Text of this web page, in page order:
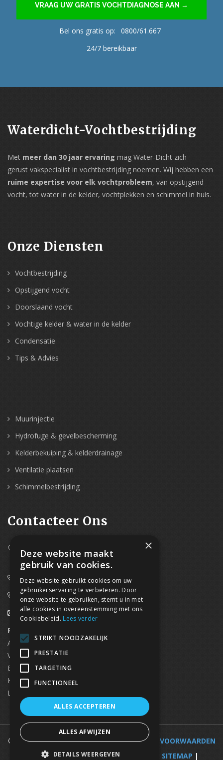
VRAAG UW GRATIS VOCHTDIAGNOSE AAN →
Bel ons gratis op:
0800/61.667
24/7 bereikbaar
Waterdicht-Vochtbestrijding
Met meer dan 30 jaar ervaring mag Water-Dicht zich
gerust vakspecialist in vochtbestrijding noemen. Wij hebben een
ruime expertise voor elk vochtprobleem, van opstijgend
vocht, tot water in de kelder, vochtplekken en schimmel in huis.
Onze Diensten
Vochtbestrijding
Opstijgend vocht
Doorslaand vocht
Vochtige kelder & water in de kelder
Condensatie
Tips & Advies
Muurinjectie
Hydrofuge & gevelbescherming
Kelderbekuiping & kelderdrainage
Ventilatie plaatsen
Schimmelbestrijding
Contacteer Ons
Westpoort 37B,
2070 Zwijndrecht
0800/61 667 (24/7 bereikbaar)
03/369.60.29
info@waterdicht-vochtbestrijding.be
Regionaal contact
Antwerpen
03/369.60.29
Vlaams Brabant & Brussel
Brugge
Kortrijk
Limburg
© 2025 WATERDICHT-VOCHTBESTRIJDING | VOORWAARDEN
VOCHTBESTRIJDING PER GEMEENTE SITEMAP |
×
Deze website maakt
gebruik van cookies.
Deze website gebruikt cookies om uw
gebruikerservaring te verbeteren. Door
onze website te gebruiken, stemt u in met
alle cookies in overeenstemming met ons
Cookiebeleid. Lees verder
STRIKT NOODZAKELIJK
PRESTATIE
TARGETING
FUNCTIONEEL
ALLES ACCEPTEREN
ALLES AFWIJZEN
DETAILS WEERGEVEN